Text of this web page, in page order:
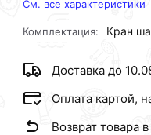
См. все характеристики
Комплектация: Кран
Доставка до
Оплата картой,
Возврат товара